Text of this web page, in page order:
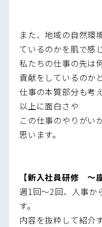
また、地域の自然環
ているのかを肌で感じ
私たちの仕事の先は
貢献をしているのか
仕事の本質部分も考
以上に面白さや
この仕事のやりがい
思います。
【新入社員研修 ～
週1回～2回、人事か
す。
内容を抜粋して紹介